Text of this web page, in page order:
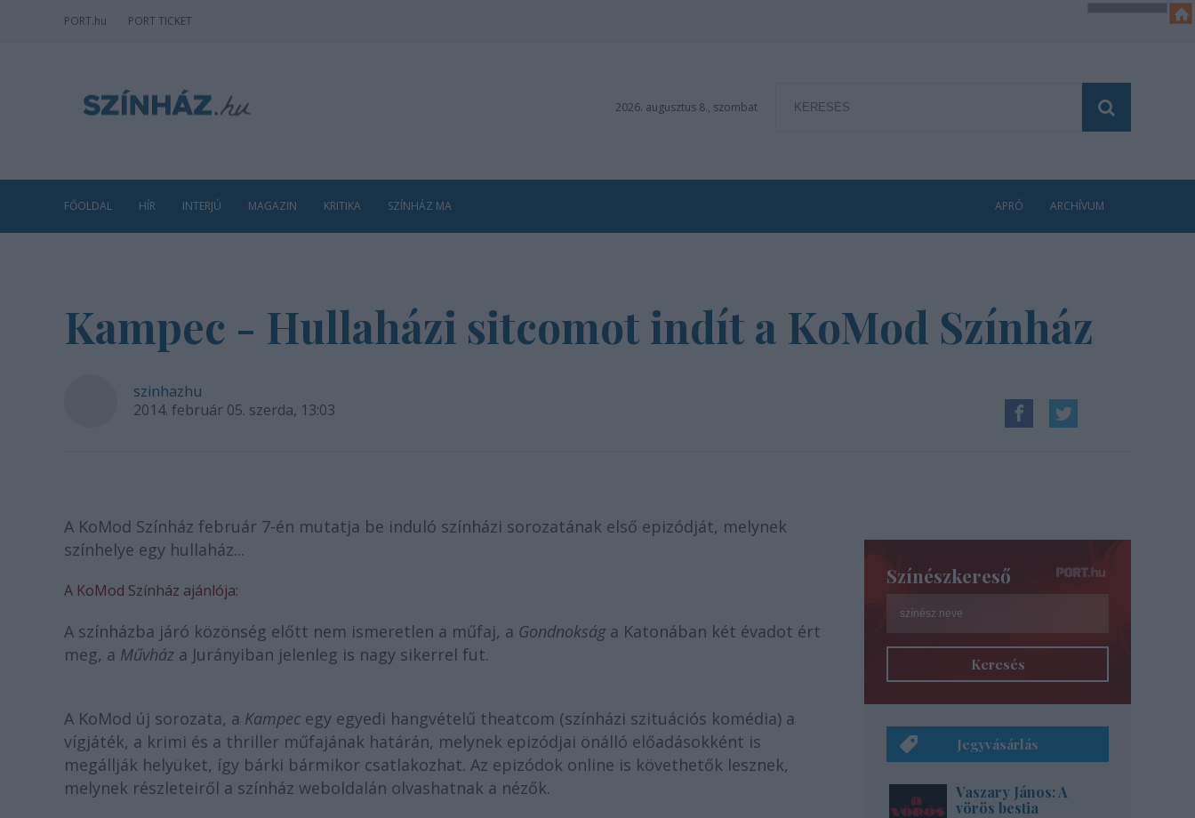
PORT.hu PORT TICKET
2026. augusztus 8., szombat
FŐOLDAL HÍR INTERJÚ MAGAZIN KRITIKA SZÍNHÁZ MA APRÓ ARCHÍVUM
Kampec - Hullaházi sitcomot indít a KoMod Színház
szinhazhu
2014. február 05. szerda, 13:03
A KoMod Színház február 7-én mutatja be induló színházi sorozatának első epizódját, melynek
színhelye egy hullaház...
A KoMod Színház ajánlója:
A színházba járó közönség előtt nem ismeretlen a műfaj, a Gondnoksága Katonában két évadot ért
meg, a Művház a Jurányiban jelenleg is nagy sikerrel fut.
A KoMod új sorozata, a Kampec egy egyedi hangvételű theatcom (színházi szituációs komédia) a
vígjáték, a krimi és a thriller műfajának határán, melynek epizódjai önálló előadásokként is
megállják helyüket, így bárki bármikor csatlakozhat. Az epizódok online is követhetők lesznek,
melynek részleteiről a színház weboldalán olvashatnak a nézők.
Színészkereső
Keresés
Jegyvásárlás
Vaszary János: A
vörös bestia